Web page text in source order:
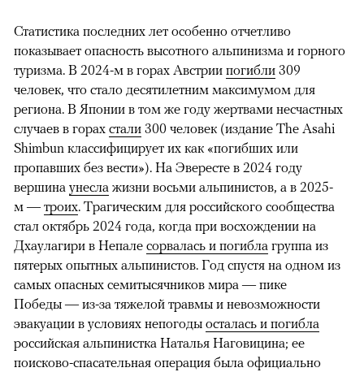
Статистика последних лет особенно отчетливо
показывает опасность высотного альпинизма и горного
туризма. В 2024-м в горах Австрии погибли 309
человек, что стало десятилетним максимумом для
региона. В Японии в том же году жертвами несчастных
случаев в горах стали 300 человек (издание The Asahi
Shimbun классифицирует их как «погибших или
пропавших без вести»). На Эвересте в 2024 году
вершина унесла жизни восьми альпинистов, а в 2025-
м — троих. Трагическим для российского сообщества
стал октябрь 2024 года, когда при восхождении на
Дхаулагири в Непале сорвалась и погибла группа из
пятерых опытных альпинистов. Год спустя на одном из
самых опасных семитысячников мира — пике
Победы — из-за тяжелой травмы и невозможности
эвакуации в условиях непогоды осталась и погибла
российская альпинистка Наталья Наговицина; ее
поисково-спасательная операция была официально